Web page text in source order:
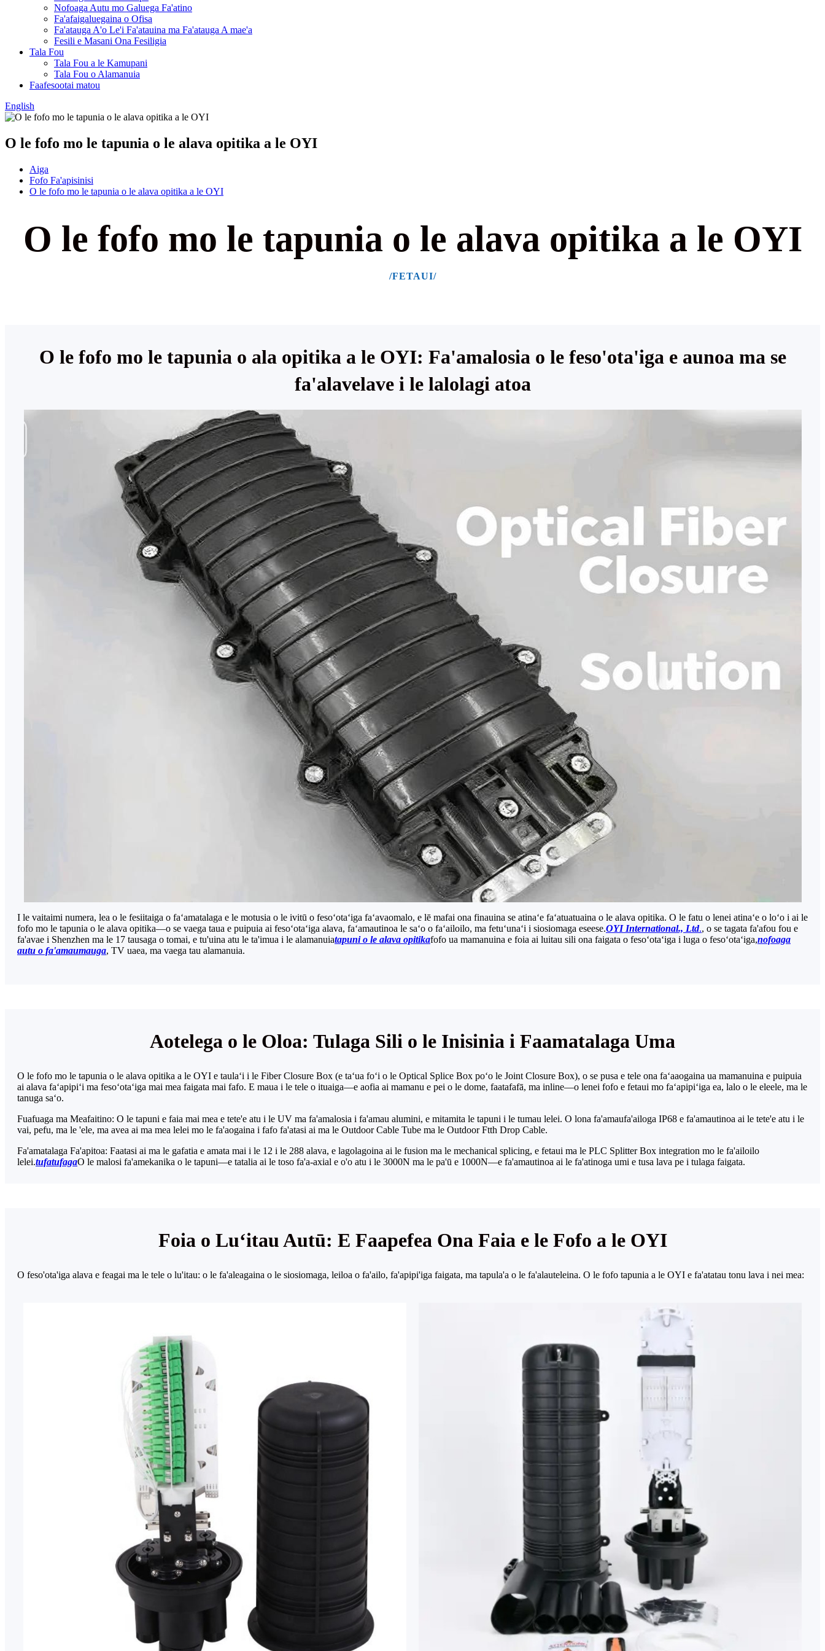
Nofoaga Autu mo Galuega Fa'atino
Fa'afaigaluegaina o Ofisa
Fa'atauga A'o Le'i Fa'atauina ma Fa'atauga A mae'a
Fesili e Masani Ona Fesiligia
Tala Fou
Tala Fou a le Kamupani
Tala Fou o Alamanuia
Faafesootai matou
English
O le fofo mo le tapunia o le alava opitika a le OYI
Aiga
Fofo Fa'apisinisi
O le fofo mo le tapunia o le alava opitika a le OYI
O le fofo mo le tapunia o le alava opitika a le OYI
/FETAUI/
O le fofo mo le tapunia o ala opitika a le OYI: Fa'amalosia o le feso'ota'iga e aunoa ma se
fa'alavelave i le lalolagi atoa
I le vaitaimi numera, lea o le fesiitaiga o faʻamatalaga e le motusia o le ivitū o fesoʻotaʻiga faʻavaomalo, e lē mafai ona finauina se atinaʻe faʻatuatuaina o le alava opitika. O le fatu o lenei atinaʻe o loʻo i ai le
fofo mo le tapunia o le alava opitika—o se vaega taua e puipuia ai fesoʻotaʻiga alava, faʻamautinoa le saʻo o faʻailoilo, ma fetuʻunaʻi i siosiomaga eseese.OYI International., Ltd., o se tagata fa'afou fou e
fa'avae i Shenzhen ma le 17 tausaga o tomai, e tu'uina atu le ta'imua i le alamanuiatapuni o le alava opitikafofo ua mamanuina e foia ai luitau sili ona faigata o fesoʻotaʻiga i luga o fesoʻotaʻiga,nofoaga
autu o fa'amaumauga, TV uaea, ma vaega tau alamanuia.
Aotelega o le Oloa: Tulaga Sili o le Inisinia i Faamatalaga Uma
O le fofo mo le tapunia o le alava opitika a le OYI e taulaʻi i le Fiber Closure Box (e taʻua foʻi o le Optical Splice Box poʻo le Joint Closure Box), o se pusa e tele ona faʻaaogaina ua mamanuina e puipuia
ai alava faʻapipiʻi ma fesoʻotaʻiga mai mea faigata mai fafo. E maua i le tele o ituaiga—e aofia ai mamanu e pei o le dome, faatafafā, ma inline—o lenei fofo e fetaui mo faʻapipiʻiga ea, lalo o le eleele, ma le
tanuga saʻo.
Fuafuaga ma Meafaitino: O le tapuni e faia mai mea e tete'e atu i le UV ma fa'amalosia i fa'amau alumini, e mitamita le tapuni i le tumau lelei. O lona fa'amaufa'ailoga IP68 e fa'amautinoa ai le tete'e atu i le
vai, pefu, ma le 'ele, ma avea ai ma mea lelei mo le fa'aogaina i fafo fa'atasi ai ma le Outdoor Cable Tube ma le Outdoor Ftth Drop Cable.
Fa'amatalaga Fa'apitoa: Faatasi ai ma le gafatia e amata mai i le 12 i le 288 alava, e lagolagoina ai le fusion ma le mechanical splicing, e fetaui ma le PLC Splitter Box integration mo le fa'ailoilo
lelei.tufatufagaO le malosi fa'amekanika o le tapuni—e tatalia ai le toso fa'a-axial e o'o atu i le 3000N ma le pa'ū e 1000N—e fa'amautinoa ai le fa'atinoga umi e tusa lava pe i tulaga faigata.
Foia o Luʻitau Autū: E Faapefea Ona Faia e le Fofo a le OYI
O feso'ota'iga alava e feagai ma le tele o lu'itau: o le fa'aleagaina o le siosiomaga, leiloa o fa'ailo, fa'apipi'iga faigata, ma tapula'a o le fa'alauteleina. O le fofo tapunia a le OYI e fa'atatau tonu lava i nei mea: